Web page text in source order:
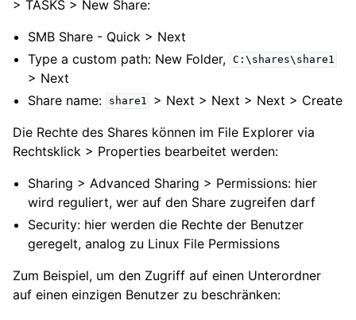
> TASKS > New Share:
SMB Share - Quick > Next
Type a custom path: New Folder, C:\shares\share1
> Next
Share name:
share1
> Next > Next > Next > Create
Die Rechte des Shares können im File Explorer via
Rechtsklick > Properties bearbeitet werden:
Sharing > Advanced Sharing > Permissions: hier
wird reguliert, wer auf den Share zugreifen darf
Security: hier werden die Rechte der Benutzer
geregelt, analog zu Linux File Permissions
Zum Beispiel, um den Zugriff auf einen Unterordner
auf einen einzigen Benutzer zu beschränken: